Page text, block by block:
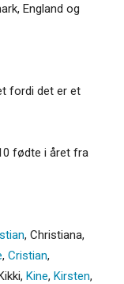
England og
fordi det er et
fødte i året fra
, Christiana,
, Cristian,
, Kine, Kirsten,